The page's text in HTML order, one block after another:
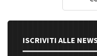
ISCRIVITI ALLE